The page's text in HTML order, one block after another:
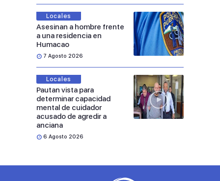
Locales
Asesinan a hombre frente
a una residencia en
Humacao
7 Agosto 2026
Locales
Pautan vista para
determinar capacidad
mental de cuidador
acusado de agredir a
anciana
6 Agosto 2026